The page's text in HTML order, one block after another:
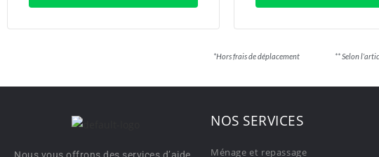
*Hors frais de déplacement ** Selon l’article
NOS SERVICES
Ménage et repassage